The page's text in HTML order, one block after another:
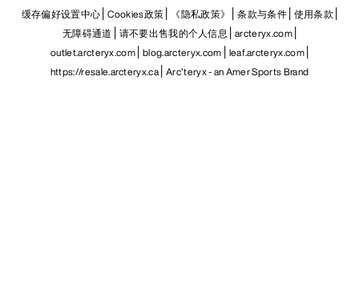
缓存偏好设置中心 Cookies政策 《隐私政策》 条款与条件 使用条款
无障碍通道
请不要出售我的个人信息 arcteryx.com
outlet.arcteryx.com blog.arcteryx.com leaf.arcteryx.com
https://resale.arcteryx.ca Arc'teryx - an Amer Sports Brand